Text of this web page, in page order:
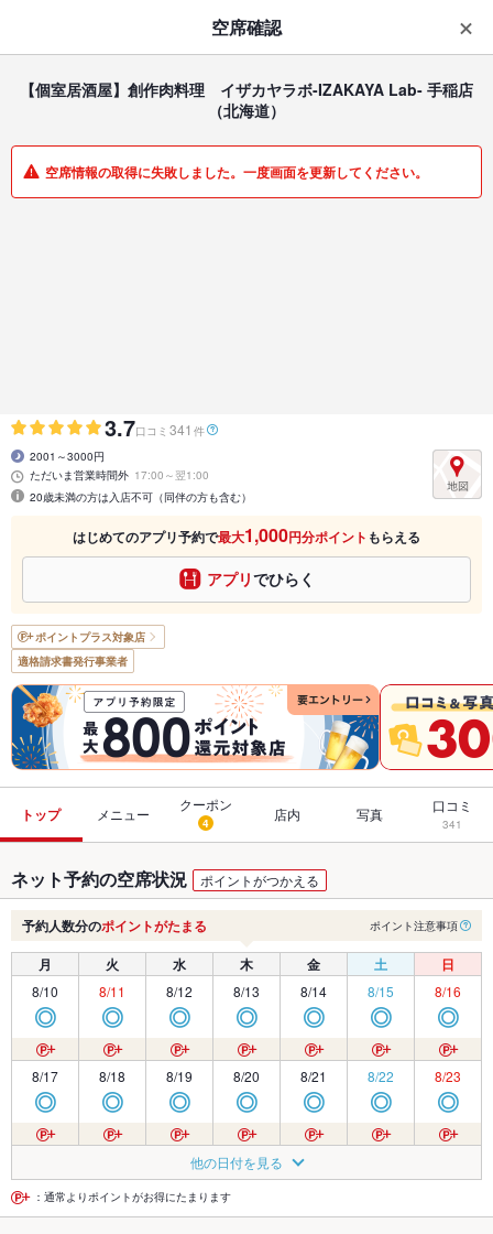
はじめてのアプリ予約で最大1,000円分ポイントもらえる
ダウンロード アプリで開く
3.7口コミ 341 件
2001～3000円
ただいま営業時間外 17:00～翌1:00
20歳未満の方は入店不可（同伴の方も含む）
はじめてのアプリ予約で最大1,000円分ポイント もらえる
アプリでひらく
ポイントプラス対象店
適格請求書発行事業者
トップ メニュー
クーポン
4 店内 写真 口コミ
341
ネット予約の空席状況 ポイントがつかえる
予約人数分のポイントがたまる ポイント注意事項
月 火 水 木 金 土 日
8/10
◎
8/11
◎
8/12
◎
8/13
◎
8/14
◎
8/15
◎
8/16
◎
8/17
◎
8/18
◎
8/19
◎
8/20
◎
8/21
◎
8/22
◎
8/23
◎
◎ ◎
8/26
◎
8/27
◎
8/28
◎ ◎ ◎
他の日付を見る
：通常よりポイントがお得にたまります
空席確認
【個室居酒屋】創作肉料理 イザカヤラボ-IZAKAYA Lab- 手稲店
（北海道）
空席情報の取得に失敗しました。一度画面を更新してください。